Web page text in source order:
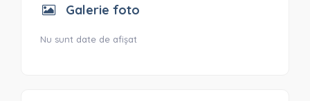
Galerie foto
Nu sunt date de afișat